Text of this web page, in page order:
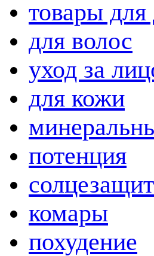
товары
для волос
уход за
для кожи
потенция
комары
похудение